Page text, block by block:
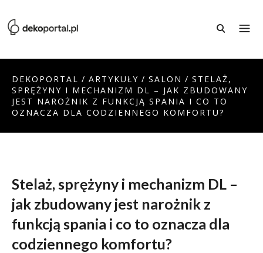
DEKOPORTAL / ARTYKUŁY / SALON / STELAŻ,
SPRĘŻYNY I MECHANIZM DL – JAK ZBUDOWANY
JEST NAROŻNIK Z FUNKCJĄ SPANIA I CO TO
OZNACZA DLA CODZIENNEGO KOMFORTU?
Stelaż, sprężyny i mechanizm DL –
jak zbudowany jest narożnik z
funkcją spania i co to oznacza dla
codziennego komfortu?